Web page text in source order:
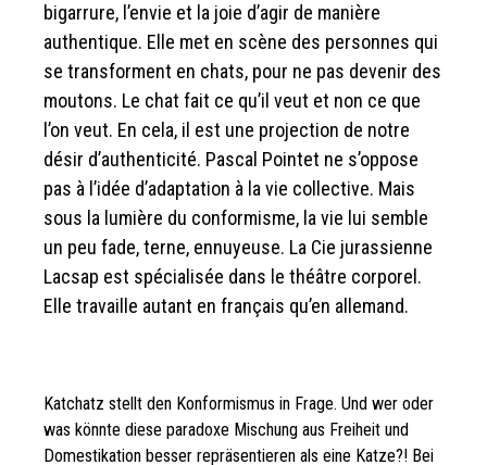
bigarrure, l’envie et la joie d’agir de manière
authentique. Elle met en scène des personnes qui
se transforment en chats, pour ne pas devenir des
moutons. Le chat fait ce qu’il veut et non ce que
l’on veut. En cela, il est une projection de notre
désir d’authenticité. Pascal Pointet ne s’oppose
pas à l’idée d’adaptation à la vie collective. Mais
sous la lumière du conformisme, la vie lui semble
un peu fade, terne, ennuyeuse. La Cie jurassienne
Lacsap est spécialisée dans le théâtre corporel.
Elle travaille autant en français qu’en allemand.
Katchatz stellt den Konformismus in Frage. Und wer oder
was könnte diese paradoxe Mischung aus Freiheit und
Domestikation besser repräsentieren als eine Katze?! Bei